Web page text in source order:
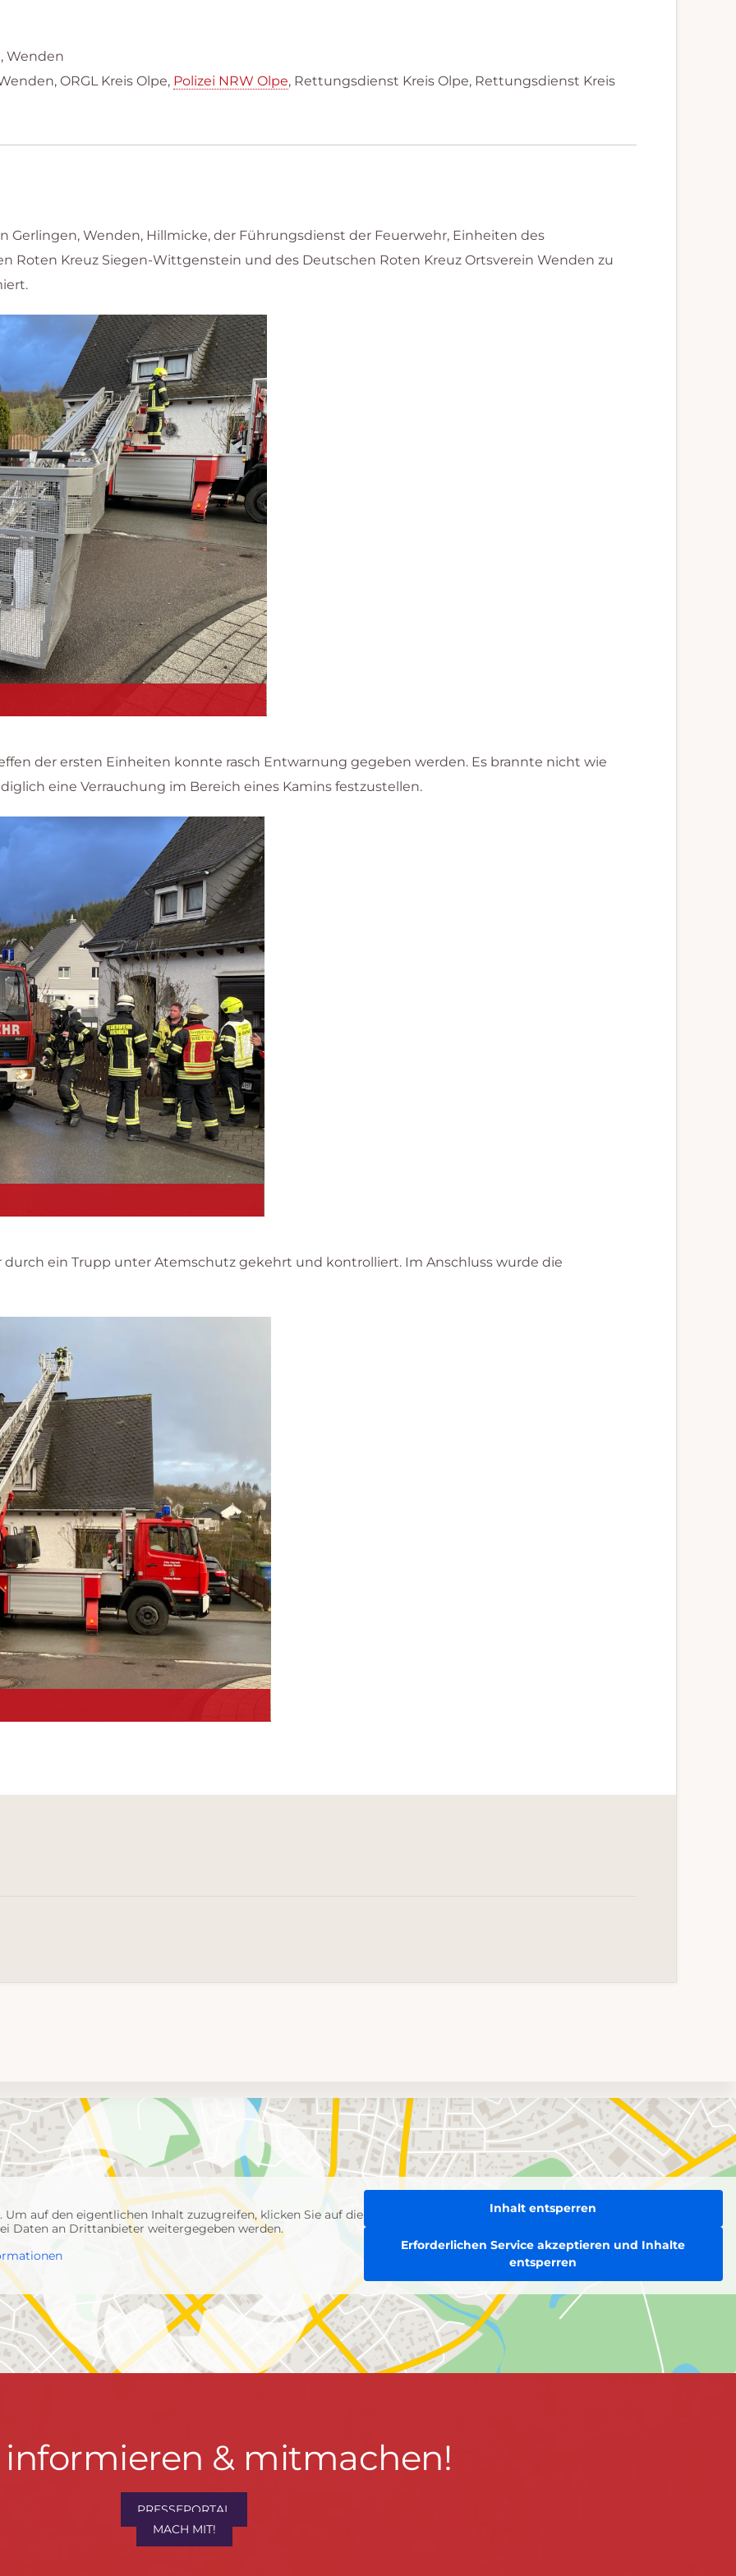
Wenden
ORGL Kreis Olpe, Polizei NRW Olpe, Rettungsdienst Kreis Olpe, Rettungsdienst Kreis
Gerlingen, Wenden, Hillmicke, der Führungsdienst der Feuerwehr, Einheiten des
Roten Kreuz Siegen-Wittgenstein und des Deutschen Roten Kreuz Ortsverein Wenden zu
der ersten Einheiten konnte rasch Entwarnung gegeben werden. Es brannte nicht wie
eine Verrauchung im Bereich eines Kamins festzustellen.
ein Trupp unter Atemschutz gekehrt und kontrolliert. Im Anschluss wurde die
. Um auf den eigentlichen Inhalt zuzugreifen, klicken Sie auf die
Daten an Drittanbieter weitergegeben werden.
Inhalt entsperren
Erforderlichen Service akzeptieren und Inhalte
entsperren
& mitmachen!
PRESSEPORTAL
MACH MIT!